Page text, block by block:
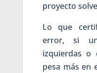
proyecto
Lo que
error, si
izquierdas o
pesa más en